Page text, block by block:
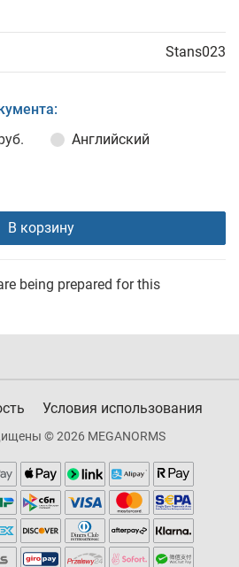
Stans023
Английский
В корзину
being prepared for this
Условия использования
© 2026 MEGANORMS